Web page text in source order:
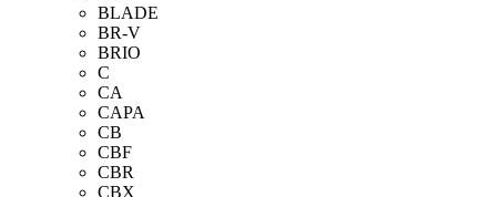
BLADE
BR-V
BRIO
C
CA
CAPA
CB
CBF
CBR
CBX